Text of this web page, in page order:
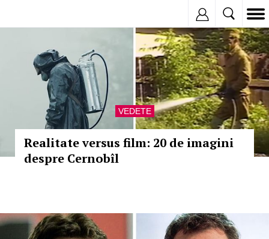
VEDETE
Realitate versus film: 20 de imagini
despre Cernobîl